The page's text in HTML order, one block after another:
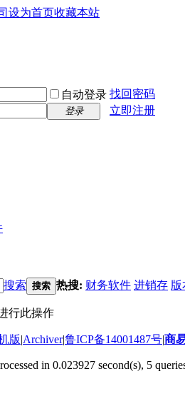
设为首页收藏本站
自动登录 找回密码
登录
立即注册
搜索 搜索 热搜: 财务软件 进销存 版
行此操作
版|Archiver|鲁ICP备14001487号|商
in 0.023927 second(s), 5